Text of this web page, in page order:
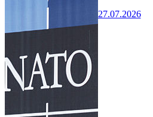
27.07.2026